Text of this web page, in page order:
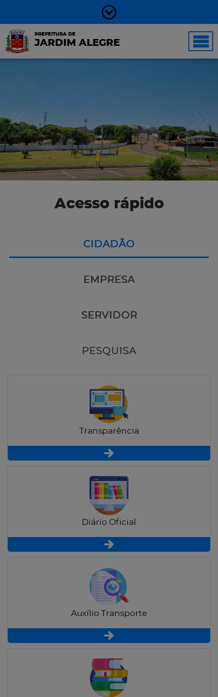
PREFEITURA DE
JARDIM ALEGRE
Acesso rápido
CIDADÃO
EMPRESA
SERVIDOR
PESQUISA
Transparência
Diário Oficial
Auxílio Transporte